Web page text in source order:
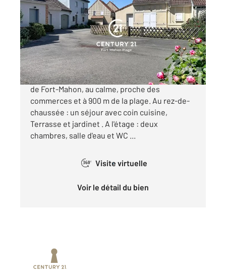
37 m2, 3 pièces
Ref : 369
Maison à vendre
174 900 €
Maison située dans une résidence recherchée
de Fort-Mahon, au calme, proche des
commerces et à 900 m de la plage. Au rez-de-
chaussée : un séjour avec coin cuisine,
Terrasse et jardinet . A l'étage : deux
chambres, salle d'eau et WC ...
360° Visite virtuelle
Voir le détail du bien